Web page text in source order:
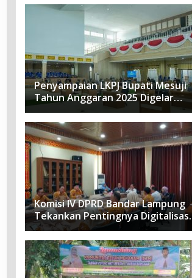
Penyampaian LKPJ Bupati Mesuji
Tahun Anggaran 2025 Digelar
dalam Rapat Paripurna DPRD
Komisi IV DPRD Bandar Lampung
Tekankan Pentingnya Digitalisasi
Sekolah Dasar